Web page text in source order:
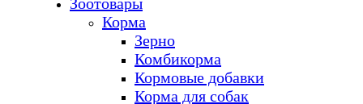
Корма
Зерно
Комбикорма
Кормовые добавки
Корма для собак